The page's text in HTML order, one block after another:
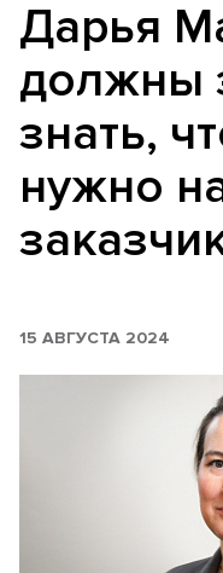
Дарья
должны
знать,
нужно
15 АВГУСТА 2024